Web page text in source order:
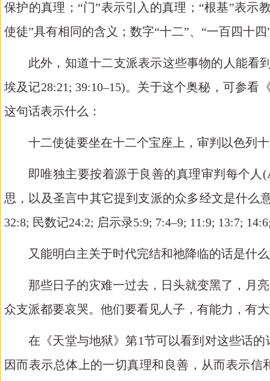
保护的真理；“门”表示引入的真理；“根基”表示
使徒”具有相同的含义；数字“十二”、“一百四十
此外，知道十二支派表示这些事物的人能看
埃及记28:21; 39:10–15)。关于这个奥秘，可参看
这句话表示什么：
十二使徒要坐在十二个宝座上，审判以色列
即唯独主要按着源于良善的真理审判每个人
思，以及圣言中其它提到支派的众多经文是什么
32:8; 民数记24:2; 启示录5:9; 7:4–9; 11:9; 13:7;
又能明白主关于时代完结和祂降临的话是什
那些日子的灾难一过去，日头就变黑了，月
众支派都要哀哭。他们要看见人子，有能力，有
在《天堂与地狱》第1节可以看到对这些话
因而表示总体上的一切真理和良善，从而表示信